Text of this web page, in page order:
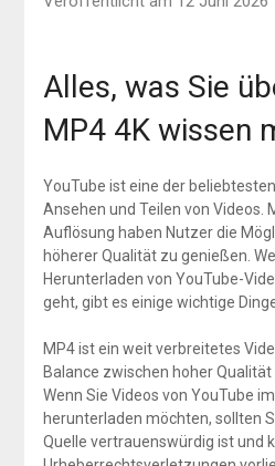
Alles, was Sie
MP4 4K wissen
YouTube ist eine der
Ansehen und Teilen von Videos.
Auflösung haben Nutzer die
höherer Qualität zu genießen.
Herunterladen von YouTube-
geht, gibt es einige wichtige
MP4 ist ein weit verbreitetes
Balance zwischen hoher
Wenn Sie Videos von YouTube
herunterladen möchten, sollten
Quelle vertrauenswürdig ist und